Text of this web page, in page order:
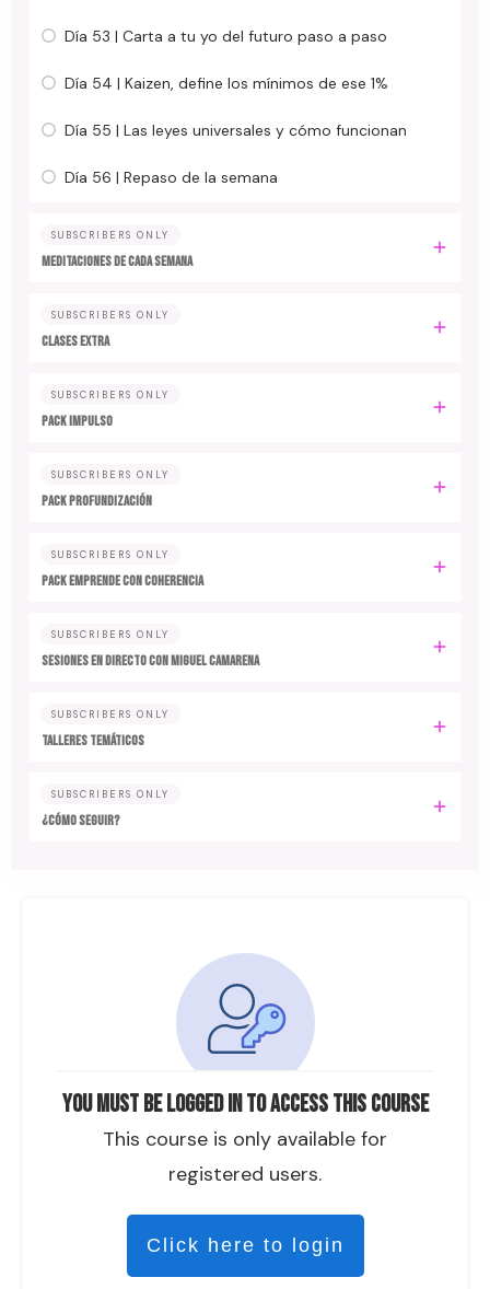
You must be logged in to access this course
This course is only available for
registered users.
Click here to login
Día 53 | Carta a tu yo del futuro paso a paso
Día 54 | Kaizen, define los mínimos de ese 1%
Día 55 | Las leyes universales y cómo funcionan
Día 56 | Repaso de la semana
SUBSCRIBERS ONLY
MEDITACIONES DE CADA SEMANA
SUBSCRIBERS ONLY
CLASES EXTRA
SUBSCRIBERS ONLY
PACK IMPULSO
SUBSCRIBERS ONLY
PACK PROFUNDIZACIÓN
SUBSCRIBERS ONLY
PACK EMPRENDE CON COHERENCIA
SUBSCRIBERS ONLY
SESIONES EN DIRECTO CON MIGUEL CAMARENA
SUBSCRIBERS ONLY
TALLERES TEMÁTICOS
SUBSCRIBERS ONLY
¿CÓMO SEGUIR?